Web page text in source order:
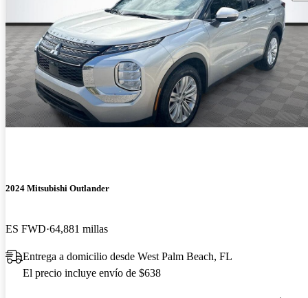
2024 Mitsubishi Outlander
ES FWD 64,881 millas
Entrega a domicilio desde West Palm Beach, FL
El precio incluye envío de $638